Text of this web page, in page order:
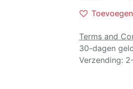
Terms and
30-dagen
Verzending: